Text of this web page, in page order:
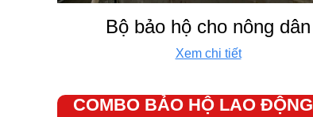
Bộ bảo hộ cho nông dân
Xem chi tiết
COMBO BẢO HỘ LAO ĐỘNG